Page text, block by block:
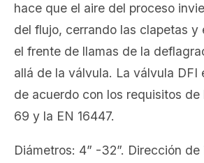
hace que el aire del proceso
del flujo, cerrando las clapetas y
el frente de llamas de la
allá de la válvula. La válvula DFI
de acuerdo con los requisitos de
69 y la EN 16447.
Diámetros: 4” -32”. Dirección de